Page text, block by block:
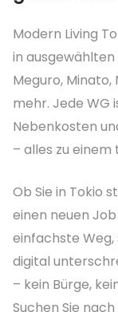
Modern Living
in ausgewählten
Meguro, Minato,
mehr. Jede
Nebenkosten
– alles zu
Ob Sie in Tokio
einen neuen
einfachste Weg,
digital
– kein Bürge,
Suchen Sie